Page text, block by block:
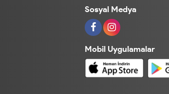
Sosyal Medya
Mobil Uygulamalar